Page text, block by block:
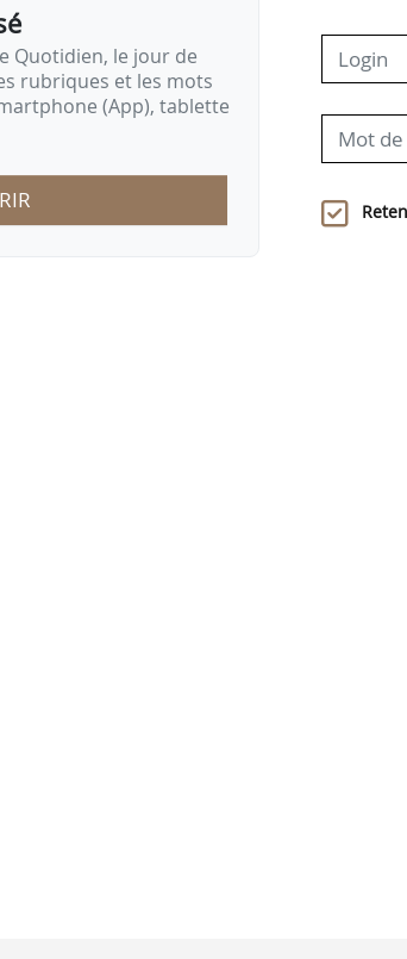
Quotidien, le jour de
rubriques et les mots
(App), tablette